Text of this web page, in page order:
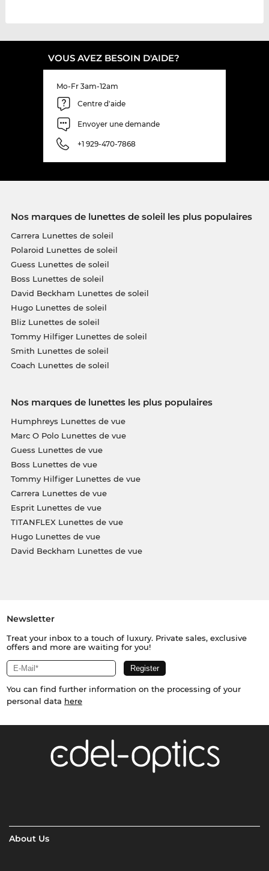
VOUS AVEZ BESOIN D'AIDE?
Mo-Fr 3am-12am
Centre d'aide
Envoyer une demande
+1 929-470-7868
Nos marques de lunettes de soleil les plus populaires
Carrera Lunettes de soleil
Polaroid Lunettes de soleil
Guess Lunettes de soleil
Boss Lunettes de soleil
David Beckham Lunettes de soleil
Hugo Lunettes de soleil
Bliz Lunettes de soleil
Tommy Hilfiger Lunettes de soleil
Smith Lunettes de soleil
Coach Lunettes de soleil
Nos marques de lunettes les plus populaires
Humphreys Lunettes de vue
Marc O Polo Lunettes de vue
Guess Lunettes de vue
Boss Lunettes de vue
Tommy Hilfiger Lunettes de vue
Carrera Lunettes de vue
Esprit Lunettes de vue
TITANFLEX Lunettes de vue
Hugo Lunettes de vue
David Beckham Lunettes de vue
Newsletter
Treat your inbox to a touch of luxury. Private sales, exclusive
offers and more are waiting for you!
You can find further information on the processing of your
personal data here
About Us